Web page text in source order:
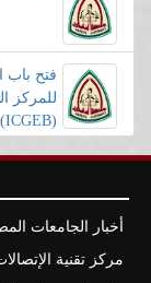
للمركز
(ICGEB)
أخبار الجامعات
مركز تقنية